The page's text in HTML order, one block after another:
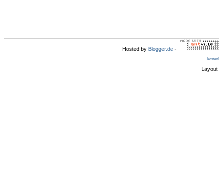
Hosted by Blogger.de -